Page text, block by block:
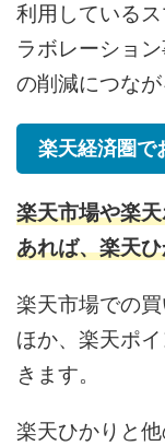
利用している
ラボレーショ
の削減につなが
楽天経済圏で
楽天市場や楽
あれば、楽天
楽天市場での
ほか、楽天ポ
きます。
楽天ひかりと